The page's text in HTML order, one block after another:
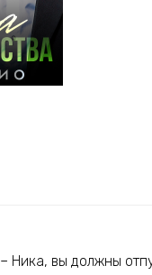
– Ника, вы должны